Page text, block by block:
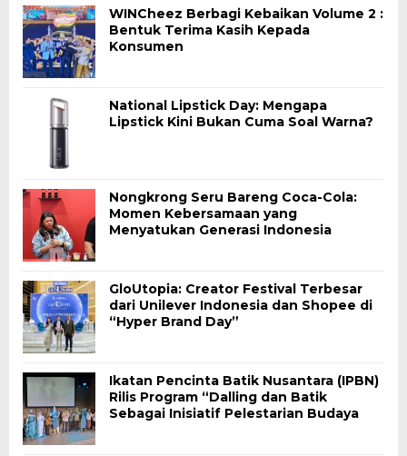
WINCheez Berbagi Kebaikan Volume 2 :
Bentuk Terima Kasih Kepada
Konsumen
National Lipstick Day: Mengapa
Lipstick Kini Bukan Cuma Soal Warna?
Nongkrong Seru Bareng Coca-Cola:
Momen Kebersamaan yang
Menyatukan Generasi Indonesia
GloUtopia: Creator Festival Terbesar
dari Unilever Indonesia dan Shopee di
“Hyper Brand Day”
Ikatan Pencinta Batik Nusantara (IPBN)
Rilis Program “Dalling dan Batik
Sebagai Inisiatif Pelestarian Budaya